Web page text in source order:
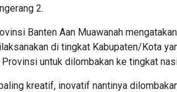
2.
Banten Aan Muawanah
di tingkat Kabupaten/Kota
untuk dilombakan ke tingkat
kreatif, inovatif nantinya